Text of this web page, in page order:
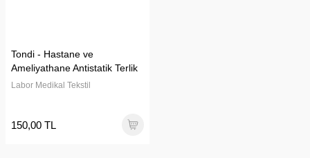
Tondi - Hastane ve
Ameliyathane Antistatik Terlik
Labor Medikal Tekstil
150,00 TL